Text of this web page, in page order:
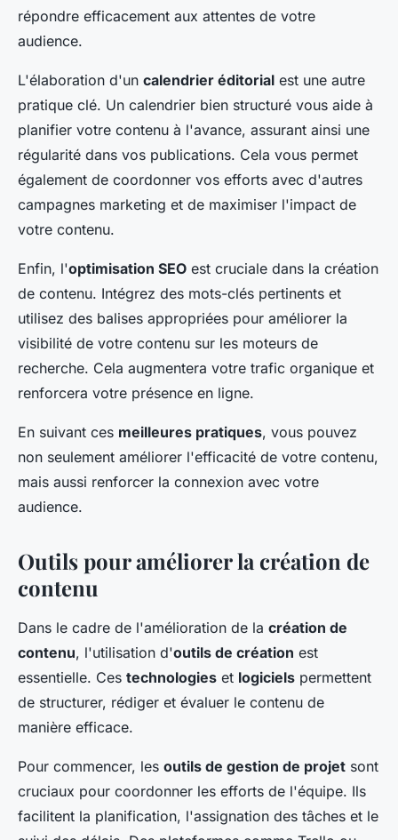
répondre efficacement aux attentes de votre
audience.
L'élaboration d'un calendrier éditorial est une autre
pratique clé. Un calendrier bien structuré vous aide à
planifier votre contenu à l'avance, assurant ainsi une
régularité dans vos publications. Cela vous permet
également de coordonner vos efforts avec d'autres
campagnes marketing et de maximiser l'impact de
votre contenu.
Enfin, l'optimisation SEO est cruciale dans la création
de contenu. Intégrez des mots-clés pertinents et
utilisez des balises appropriées pour améliorer la
visibilité de votre contenu sur les moteurs de
recherche. Cela augmentera votre trafic organique et
renforcera votre présence en ligne.
En suivant ces meilleures pratiques, vous pouvez
non seulement améliorer l'efficacité de votre contenu,
mais aussi renforcer la connexion avec votre
audience.
Outils pour améliorer la création de
contenu
Dans le cadre de l'amélioration de la création de
contenu, l'utilisation d'outils de création est
essentielle. Ces technologies et logiciels permettent
de structurer, rédiger et évaluer le contenu de
manière efficace.
Pour commencer, les outils de gestion de projet sont
cruciaux pour coordonner les efforts de l'équipe. Ils
facilitent la planification, l'assignation des tâches et le